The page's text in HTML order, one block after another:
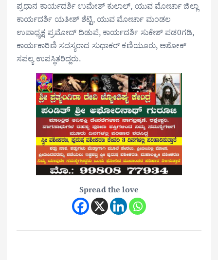
ಪ್ರಧಾನ ಕಾರ್ಯದರ್ಶಿ ಉಮೇಶ್ ಕುಲಾಲ್, ಯುವ ಮೋರ್ಚಾ ಜಿಲ್ಲಾ
ಕಾರ್ಯದರ್ಶಿ ಯತೀಶ್ ಶೆಟ್ಟಿ, ಯುವ ಮೋರ್ಚಾ ಮಂಡಲ
ಉಪಾಧ್ಯಕ್ಷ ಪ್ರಮೋದ್ ದಿಡುಪೆ, ಕಾರ್ಯದರ್ಶಿ ಸುಕೇಶ್ ಪಡ0ಗಡಿ,
ಕಾರ್ಯಕಾರಿಣಿ ಸದಸ್ಯರಾದ ಸುಧಾಕರ್ ಕಣಿಯೂರು, ಅಶೋಕ್
ಸಪಲ್ಯ ಉಪಸ್ಥಿತರಿದ್ದರು.
Spread the love